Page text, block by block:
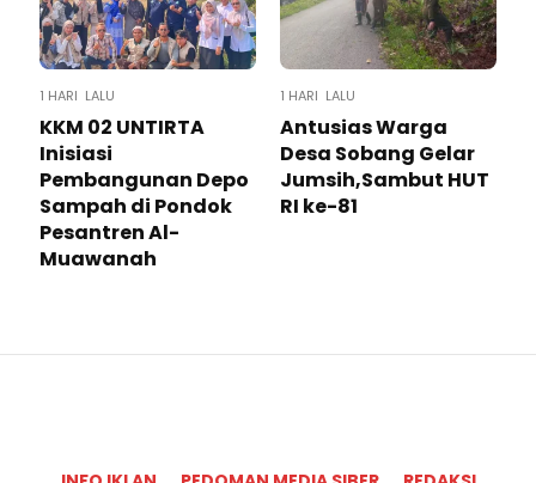
1 HARI LALU
KKM 02 UNTIRTA
Inisiasi
Pembangunan Depo
Sampah di Pondok
Pesantren Al-
Muawanah
1 HARI LALU
Antusias Warga
Desa Sobang Gelar
Jumsih,Sambut HUT
RI ke-81